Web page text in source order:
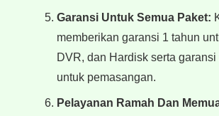
Garansi Untuk Semua Paket:
memberikan garansi 1 tahun
DVR, dan Hardisk serta garansi
untuk pemasangan.
Pelayanan Ramah Dan